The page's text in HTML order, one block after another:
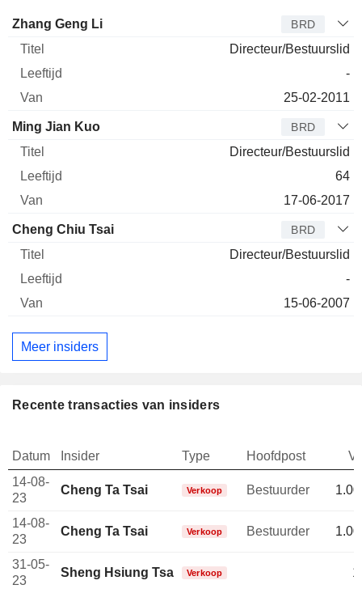
Bestuurder Titel
Zhang Geng Li BRD
Directeur/Bestuurslid
-
25-02-2011
Ming Jian Kuo BRD
Directeur/Bestuurslid
64
17-06-2017
Cheng Chiu Tsai BRD
Directeur/Bestuurslid
-
15-06-2007
Meer insiders
Recente transacties van insiders
Datum Insider Type Hoofdpost
14-08-
23
Cheng Ta Tsai Verkoop Bestuurder
14-08-
23
Cheng Ta Tsai Verkoop Bestuurder
31-05-
23
Sheng Hsiung Tsai Verkoop